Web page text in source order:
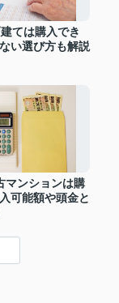
ては購入でき
い選び方も解説
マンションは購
可能額や頭金と